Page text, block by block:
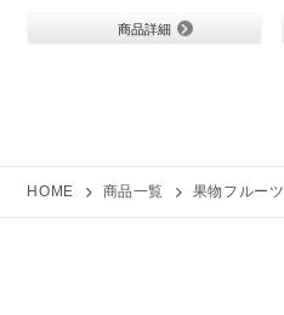
商品詳細
HOME 商品一覧 果物フルーツ